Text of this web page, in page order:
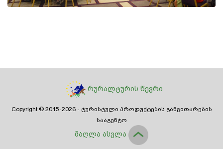
რურალტურის წევრი
Copyright © 2015-2026 - ტურისტული პროდუქტების განვითარების
სააგენტო
მაღლა ასვლა